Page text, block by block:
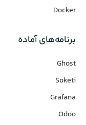
Docker
برنامه‌های‌ آماده
Ghost
Soketi
Grafana
Odoo